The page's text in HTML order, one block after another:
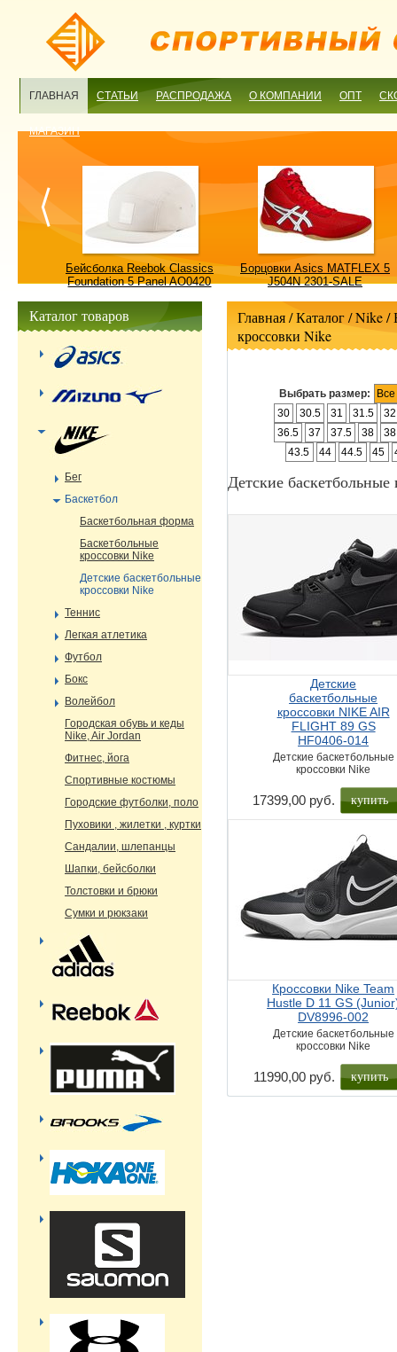
ГЛАВНАЯ СТАТЬИ РАСПРОДАЖА О КОМПАНИИ ОПТ
МАГАЗИН
Бейсболка Reebok Classics
Foundation 5 Panel AO0420
Борцовки Asics MATFLEX 5
J504N 2301-SALE
Главная/ Каталог /Nike/
кроссовки Nike
Выбрать размер:
30
30.5 31 31.5
32
36.5
37 37.5 38
43.5
44 44.5 45
Детские
Детские
баскетбольные
кроссовки NIKE AIR
FLIGHT 89 GS
HF0406-014
Детские баскетбольные
кроссовки Nike
17399,00 руб. купить
Кроссовки Nike Team
Hustle D 11 GS
DV8996-002
Детские баскетбольные
кроссовки Nike
11990,00 руб. купить
Каталог товаров
Бег
Баскетбол
Баскетбольная форма
Баскетбольные
кроссовки Nike
Детские баскетбольные
кроссовки Nike
Теннис
Легкая атлетика
Футбол
Бокс
Волейбол
Городская обувь и кеды
Nike, Air Jordan
Фитнес, йога
Спортивные костюмы
Городские футболки, поло
Пуховики , жилетки , куртки
Сандалии, шлепанцы
Шапки, бейсболки
Толстовки и брюки
Сумки и рюкзаки